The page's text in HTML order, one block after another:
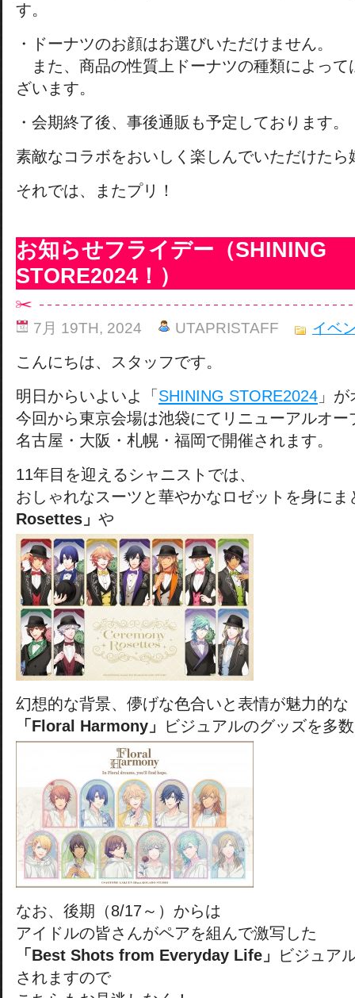
す。
・ドーナツのお顔はお選びいただけません。
また、商品の性質上ドーナツの種類によって
ざいます。
・会期終了後、事後通販も予定しております。
素敵なコラボをおいしく楽しんでいただけたら
それでは、またプリ！
お知らせフライデー（SHINING
STORE2024！）
7月 19TH, 2024 UTAPRISTAFF イベ
こんにちは、スタッフです。
明日からいよいよ「 SHINING STORE2024 」
今回から東京会場は池袋にてリニューアルオー
名古屋・大阪・札幌・福岡で開催されます。
11年目を迎えるシャニストでは、
おしゃれなスーツと華やかなロゼットを身にま
Rosettes」 や
幻想的な背景、儚げな色合いと表情が魅力的な
「Floral Harmony」
ビジュアルのグッズを多
なお、後期（8/17～）からは
アイドルの皆さんがペアを組んで激写した
「Best Shots from Everyday Life」
ビジュア
されますので